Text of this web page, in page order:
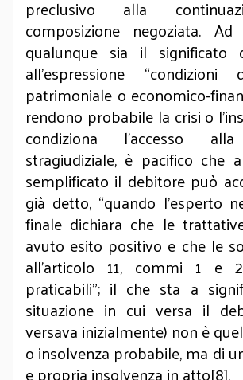
preclusivo alla
composizione negoziata.
qualunque sia il significato
all’espressione
patrimoniale o economico-
rendono probabile la crisi o
condiziona l’accesso
stragiudiziale, è pacifico che
semplificato il debitore può
già detto, “quando l'esperto
finale dichiara che le
avuto esito positivo e che le
all'articolo 11, commi 1 e
praticabili”; il che sta a
situazione in cui versa il
versava inizialmente) non è
o insolvenza probabile, ma di